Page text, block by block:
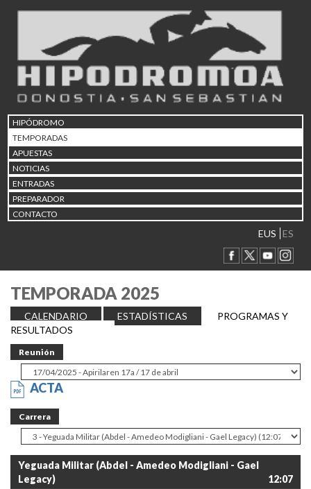
HIPÓDROMO
TEMPORADAS
APUESTAS
NOTICIAS
ENTRADAS
PREPARADOR
CONTACTO
EUS ES
TEMPORADA 2025
CALENDARIO ESTADÍSTICAS
PROGRAMAS Y
RESULTADOS
Reunión
ACTA
Carrera
Yeguada Militar (Abdel - Amedeo Modigliani - Gael
Legacy)
12:07